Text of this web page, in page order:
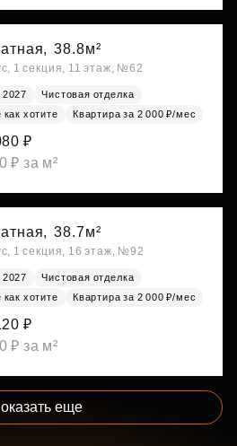
38.8м²
1 секция, 11 этаж, №62
2027
Чистовая отделка
как хотите
Квартира за 2 000 ₽/мес
₽
₽ за м²
38.7м²
1 секция, 16 этаж, №92
2027
Чистовая отделка
как хотите
Квартира за 2 000 ₽/мес
₽
₽ за м²
еще